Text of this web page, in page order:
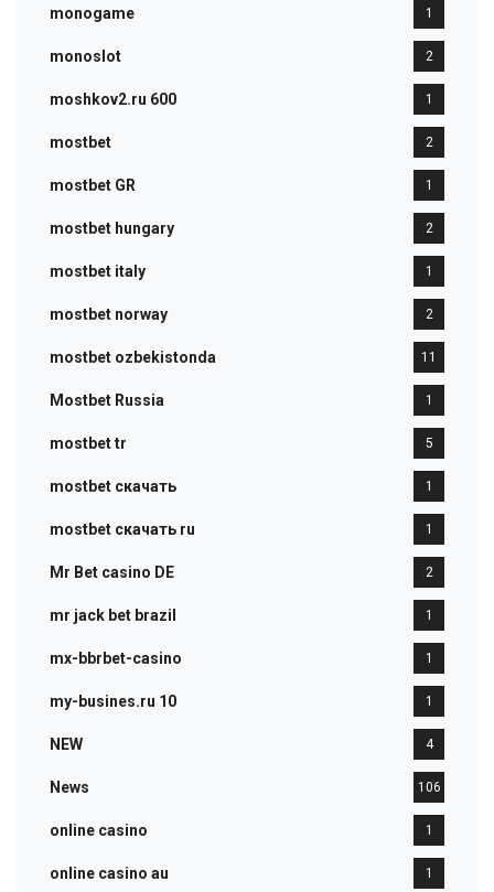
monogame 1
monoslot 2
moshkov2.ru 600 1
mostbet 2
mostbet GR 1
mostbet hungary 2
mostbet italy 1
mostbet norway 2
mostbet ozbekistonda 11
Mostbet Russia 1
mostbet tr 5
mostbet скачать 1
mostbet скачать ru 1
Mr Bet casino DE 2
mr jack bet brazil 1
mx-bbrbet-casino 1
my-busines.ru 10 1
NEW 4
News 106
online casino 1
online casino au 1